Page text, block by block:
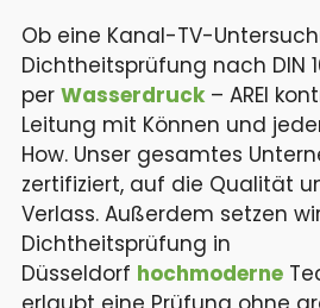
Ob eine Kanal-TV-
Dichtheitsprüfung nach DIN
perWasserdruck – AREI
Leitung mit Können und
How. Unser gesamtes
zertifiziert, auf die Qualität
Verlass. Außerdem setzen
Dichtheitsprüfung in
Düsseldorf hochmoderne